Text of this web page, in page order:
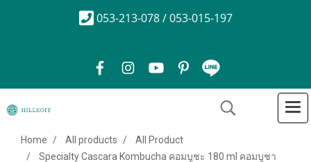
053-213-078 / 053-015-197
Home All products
All Product
Specialty Cascara Kombucha คอมบูชะ 180 ml คอมบูชา